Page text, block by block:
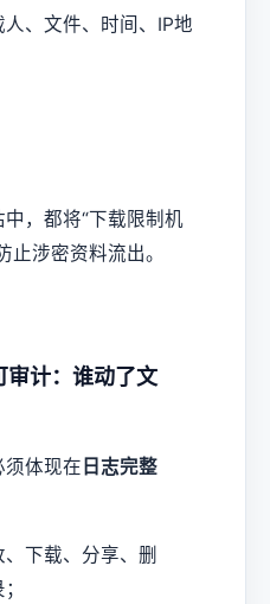
、文件、时间、IP地
，都将“下载限制机
止涉密资料流出。
审计：谁动了文
体现在 日志完整
下载、分享、删